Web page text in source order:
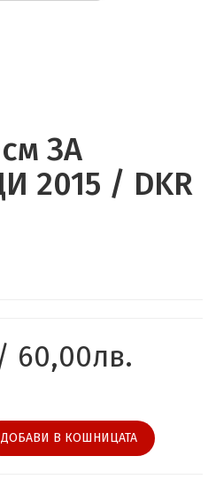
ЗА
2015 / DKR
60,00лв.
ДОБАВИ В КОШНИЦАТА